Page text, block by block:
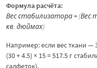
Формула расчёта:
Вес стабилизатора = (Вес
кв. дюймах)
Например: если вес ткани
(30 + 4.5) × 15 = 517.5 г
салфеток).